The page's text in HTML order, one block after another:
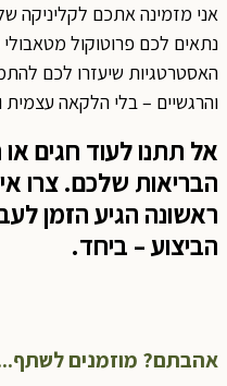
אני מזמינה אתכם לקליניקה
נתאים לכם פרוטוקול
האסטרטגיות שיעזרו לכם
והרגשיים – בלי הלקאה עצמית
אל תתנו לעוד חגים
הבריאות שלכם. צרו
ראשונה הגיע הזמן
הביצוע – ביחד.
אהבתם? מוזמנים לשתף...